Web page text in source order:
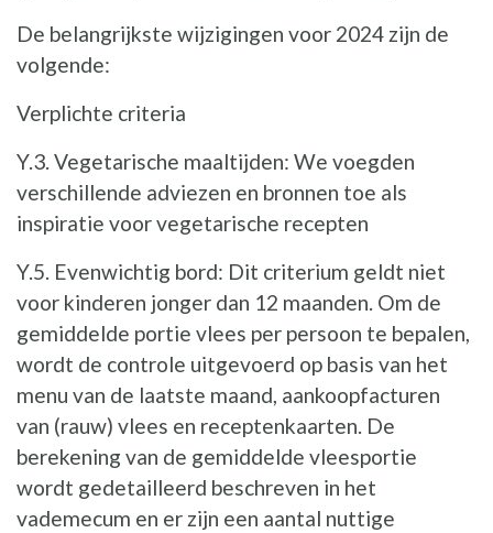
De belangrijkste wijzigingen voor 2024 zijn de
volgende:
Verplichte criteria
Y.3. Vegetarische maaltijden: We voegden
verschillende adviezen en bronnen toe als
inspiratie voor vegetarische recepten
Y.5. Evenwichtig bord: Dit criterium geldt niet
voor kinderen jonger dan 12 maanden. Om de
gemiddelde portie vlees per persoon te bepalen,
wordt de controle uitgevoerd op basis van het
menu van de laatste maand, aankoopfacturen
van (rauw) vlees en receptenkaarten. De
berekening van de gemiddelde vleesportie
wordt gedetailleerd beschreven in het
vademecum en er zijn een aantal nuttige